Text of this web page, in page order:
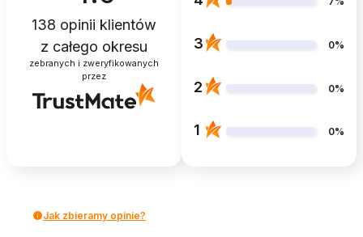
138 opinii klientów
z całego okresu
zebranych i zweryfikowanych
przez
3 0%
2 0%
1 0%
Jak zbieramy opinie?